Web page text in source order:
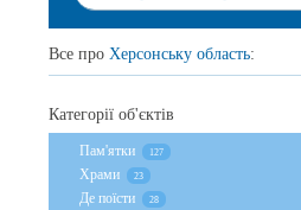
Все про Херсонську область:
Категорії об'єктів
Пам'ятки 127
Храми 23
Де поїсти 28